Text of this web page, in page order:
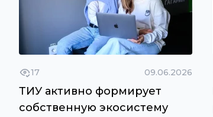
17 09.06.2026
ТИУ активно формирует
собственную экосистему